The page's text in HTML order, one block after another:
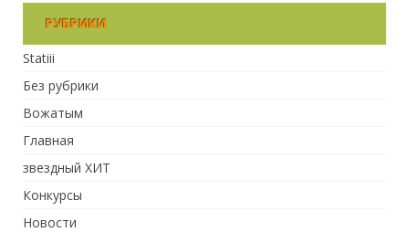
РУБРИКИ
Statiii
Без рубрики
Вожатым
Главная
звездный ХИТ
Конкурсы
Новости